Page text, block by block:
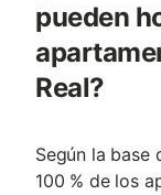
pueden
Real?
Según la base
100 % de los